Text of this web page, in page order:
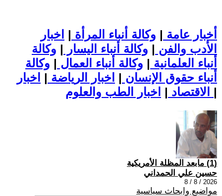
أخبار عامة | وكالة أنباء المرأة | اخبار
الأدب والفن | وكالة أنباء اليسار | وكالة
أنباء العلمانية | وكالة أنباء العمال | وكالة
أنباء حقوق الإنسان | اخبار الرياضة | اخبار
الاقتصاد | |
(1) مابعد المظلة الأمريكية
حسين علي الحمداني
2026 / 8 / 8
مواضيع وابحاث سياسية